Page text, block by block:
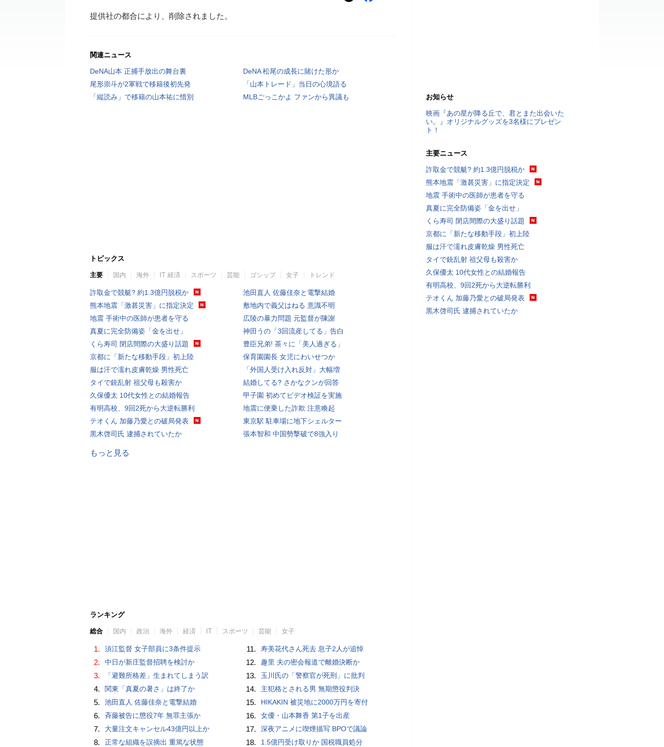
提供社の都合により、削除されました。
関連ニュース
DeNA山本 正捕手放出の舞台裏
DeNA 松尾の成長に賭けた形か
尾形崇斗が2軍戦で移籍後初先発
「山本トレード」当日の心境語る
「縦読み」で移籍の山本祐に惜別
MLBごっこかよ ファンから異議も
トピックス
主要 国内 海外 IT 経済 スポーツ 芸能 ゴシップ 女子 トレンド
詐取金で競艇? 約1.3億円脱税か
熊本地震「激甚災害」に指定決定
地震 手術中の医師が患者を守る
真夏に完全防備姿「金を出せ」
くら寿司 閉店間際の大盛り話題
京都に「新たな移動手段」初上陸
服は汗で濡れ皮膚乾燥 男性死亡
タイで銃乱射 祖父母も殺害か
久保優太 10代女性との結婚報告
有明高校、9回2死から大逆転勝利
テオくん 加藤乃愛との破局発表
黒木啓司氏 逮捕されていたか
池田直人 佐藤佳奈と電撃結婚
敷地内で義父はねる 意識不明
広陵の暴力問題 元監督が陳謝
神田うの「3回流産してる」告白
豊臣兄弟! 茶々に「美人過ぎる」
保育園園長 女児にわいせつか
「外国人受け入れ反対」大幅増
結婚してる? さかなクンが回答
甲子園 初めてビデオ検証を実施
地震に便乗した詐欺 注意喚起
東京駅 駐車場に地下シェルター
張本智和 中国勢撃破で8強入り
もっと見る
ランキング
総合 国内 政治 海外 経済 IT スポーツ 芸能 女子
1. 須江監督 女子部員に3条件提示
2. 中日が新庄監督招聘を検討か
3. 「避難所格差」生まれてしまう訳
4. 関東「真夏の暑さ」は終了か
5. 池田直人 佐藤佳奈と電撃結婚
6. 斉藤被告に懲役7年 無罪主張か
7. 大量注文キャンセル43億円以上か
8. 正常な組織を誤摘出 重篤な状態
11. 寿美花代さん死去 息子2人が追悼
12. 趣里 夫の密会報道で離婚決断か
13. 玉川氏の「警察官が死刑」に批判
14. 主犯格とされる男 無期懲役判決
15. HIKAKIN 被災地に2000万円を寄付
16. 女優・山本舞香 第1子を出産
17. 深夜アニメに喫煙描写 BPOで議論
18. 1.5億円受け取りか 国税職員処分
お知らせ
映画『あの星が降る丘で、君とまた出会いた
い。』オリジナルグッズを3名様にプレゼン
ト！
主要ニュース
詐取金で競艇? 約1.3億円脱税か
熊本地震「激甚災害」に指定決定
地震 手術中の医師が患者を守る
真夏に完全防備姿「金を出せ」
くら寿司 閉店間際の大盛り話題
京都に「新たな移動手段」初上陸
服は汗で濡れ皮膚乾燥 男性死亡
タイで銃乱射 祖父母も殺害か
久保優太 10代女性との結婚報告
有明高校、9回2死から大逆転勝利
テオくん 加藤乃愛との破局発表
黒木啓司氏 逮捕されていたか